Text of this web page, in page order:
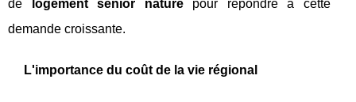
de
logement senior naturepour répondre à cette
demande croissante.
L'importance du coût de la vie régional